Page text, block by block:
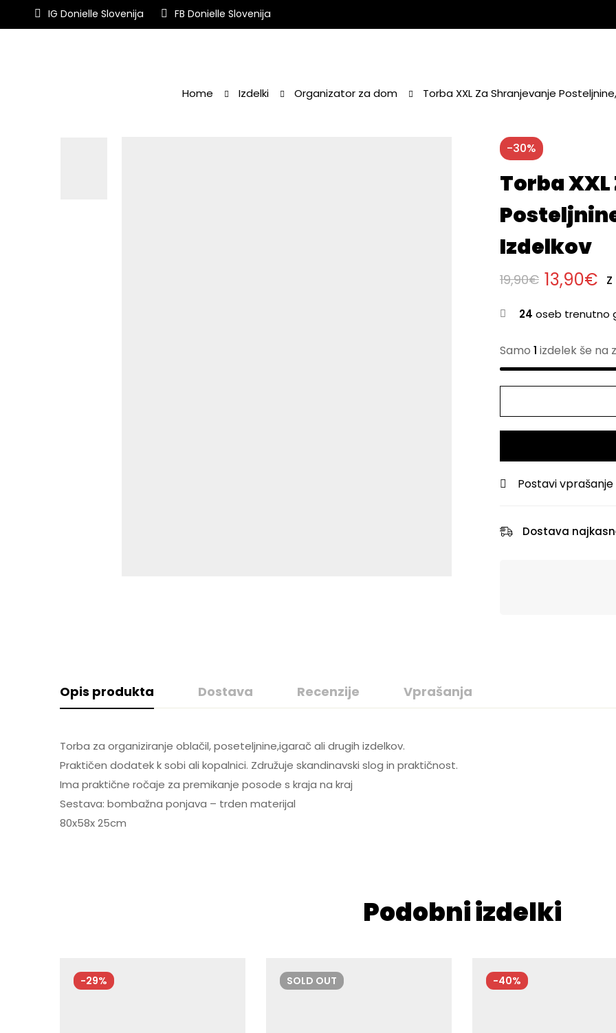
IG Donielle Slovenija FB Donielle Slovenija
Home Izdelki Organizator za dom Torba XXL Za Shranjevanje
-30%
Torba
Izdelkov
19,90€ 13,90€
24 oseb trenutno
Samo 1 izdelek še na
Postavi vprašanje
Dostava
Opis produkta Dostava Recenzije Vprašanja
Torba za organiziranje oblačil, poseteljnine,igarač ali drugih izdelkov.
Praktičen dodatek k sobi ali kopalnici. Združuje skandinavski slog in praktičnost.
Ima praktične ročaje za premikanje posode s kraja na kraj
Sestava: bombažna ponjava – trden materijal
80x58x 25cm
GLS SLOVENIJA
Rating & Review
Based on 0 Reviews
Question & Answer
0Vprašanj
Podobni izdelki
-29% SOLD OUT -40%